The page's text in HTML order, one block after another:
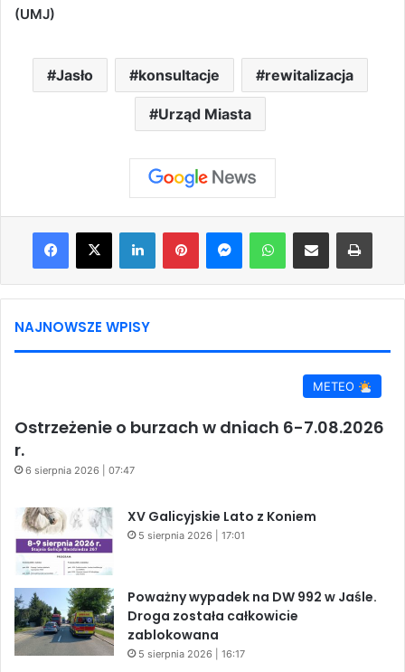
(UMJ)
Jasło konsultacje rewitalizacja
Urząd Miasta
Facebook
X LinkedInPinterestMessengerWhatsAppShare via Email Print
NAJNOWSZE WPISY
METEO
Ostrzeżenie o burzach w dniach 6-7.08.2026
r.
6 sierpnia 2026 | 07:47
XV Galicyjskie Lato z Koniem
5 sierpnia 2026 | 17:01
Poważny wypadek na DW 992 w Jaśle.
Droga została całkowicie
zablokowana
5 sierpnia 2026 | 16:17